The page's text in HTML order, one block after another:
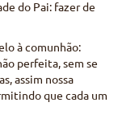
do Pai: fazer de
à comunhão:
perfeita, sem se
assim nossa
que cada um